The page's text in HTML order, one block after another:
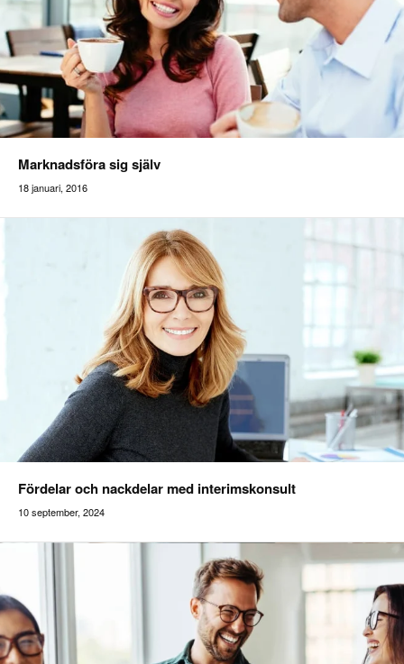
Addilon
Marknadsföra sig själv
18 januari, 2016
Addilon
Fördelar och nackdelar med interimskonsult
10 september, 2024